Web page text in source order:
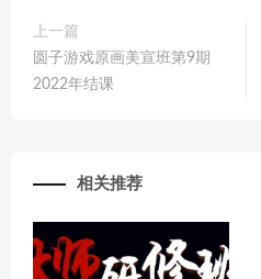
上一篇
圆子游戏原画美宣班第9期
2022年结课
相关推荐